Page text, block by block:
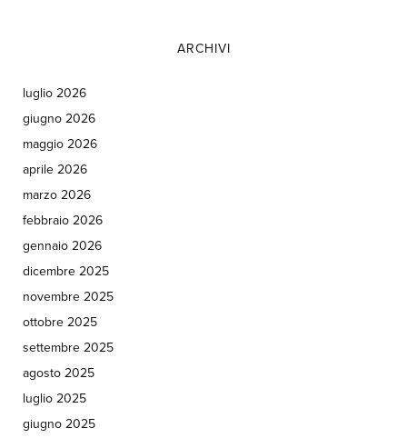
ARCHIVI
luglio 2026
giugno 2026
maggio 2026
aprile 2026
marzo 2026
febbraio 2026
gennaio 2026
dicembre 2025
novembre 2025
ottobre 2025
settembre 2025
agosto 2025
luglio 2025
giugno 2025